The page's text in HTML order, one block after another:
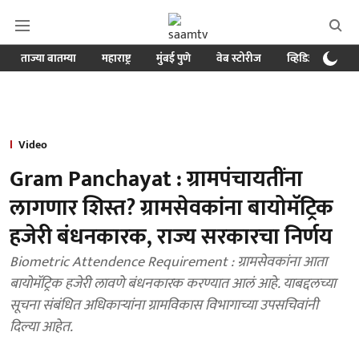
ताज्या बातम्या महाराष्ट्र मुंबई पुणे वेब स्टोरीज व्हिडिओ
Video
Gram Panchayat : ग्रामपंचायतींना
लागणार शिस्त? ग्रामसेवकांना बायोमॅट्रिक
हजेरी बंधनकारक, राज्य सरकारचा निर्णय
Biometric Attendence Requirement : ग्रामसेवकांना आता
बायोमॅट्रिक हजेरी लावणे बंधनकारक करण्यात आलं आहे. याबद्दलच्या
सूचना संबंधित अधिकाऱ्यांना ग्रामविकास विभागाच्या उपसचिवांनी
दिल्या आहेत.